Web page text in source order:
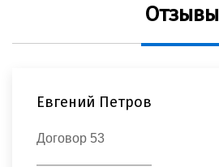
Отзывы
Евгений Петров
Договор 53